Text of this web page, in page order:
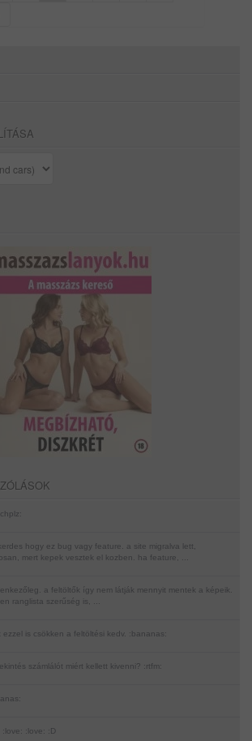
hogy ez bug vagy feature. a site migralva lett,
mert kepek vesztek el kozben. ha feature, ...
a feltöltők így nem látják mennyit mentek a képeik.
ranglista szerűség is, ...
ezzel is csökken a feltöltési kedv. :bananas:
számlálót miért kellett kivenni? :rtfm:
:love: :love: :D